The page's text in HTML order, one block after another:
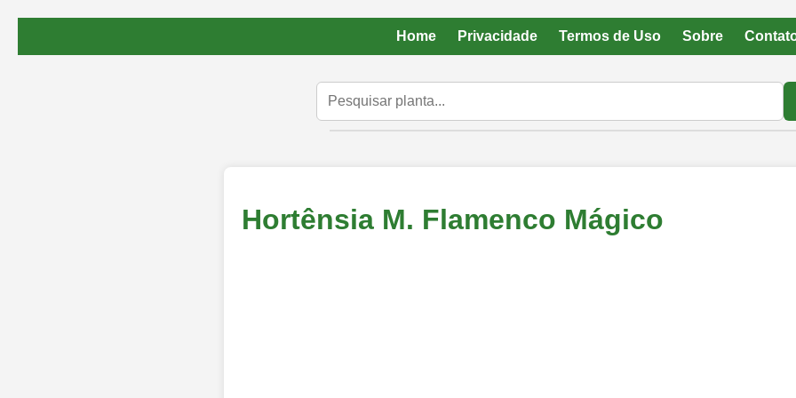
Home Privacidade Termos de Uso Sobre
Hortênsia M. Flamenco Mágico